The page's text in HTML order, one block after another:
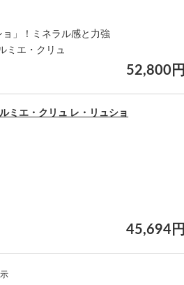
」！ミネラル感と力強
ミエ・クリュ
52,800円
ミエ・クリュ レ・リュショ
45,694円